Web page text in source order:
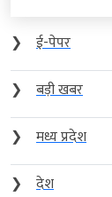
❯
ई-पेपर
❯
बड़ी खबर
❯
मध्य प्रदेश
❯
देश